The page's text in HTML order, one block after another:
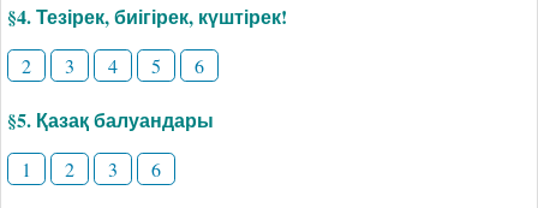
§4. Тезірек, биігірек, күштірек!
2 3 4 5 6
§5. Қазақ балуандары
1 2 3 6